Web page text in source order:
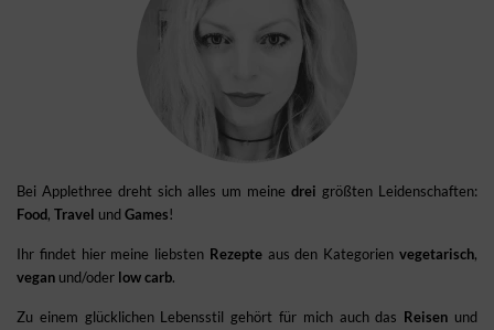
Bei Applethree dreht sich alles um meine drei größten Leidenschaften:
Food, Travel und Games!
Ihr findet hier meine liebsten Rezepteaus den Kategorienvegetarisch,
vegan und/oder low carb.
Zu einem glücklichen Lebensstil gehört für mich auch das Reisen und